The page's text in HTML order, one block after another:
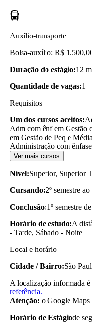
Auxílio-transporte
Bolsa-auxílio: R$
Duração do estágio:12
Quantidade de vagas:1
Requisitos
Um dos cursos aceitos:
Adm com ênf em Gestão
em Gestão de Peq e
Administração com
Ver mais cursos
Nível:Superior, Superior
Cursando:2º semestre ao
Conclusão:1º semestre
Horário de estudo:A
- Tarde, Sábado - Noite
Local e horário
Cidade / Bairro:São
A localização informada é
referência.
Atenção: o Google Maps
Horário de Estágiode